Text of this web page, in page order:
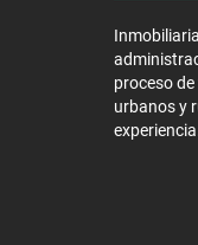
proceso
urbanos y